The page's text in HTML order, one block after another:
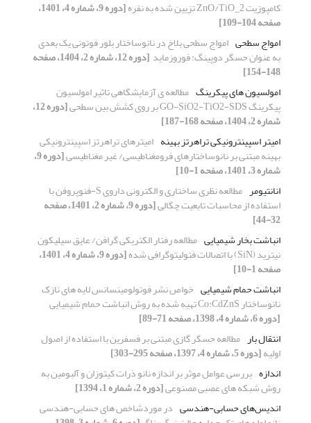
کامپوزیت ZnO/TiO_2 تزیین شده به نقره [دوره 9، شماره 4، 1401،
صفحه 104-109]
امواج سطحی امواج سطحی بلاخ در نانوساختار بلور فوتونی یک بعدی
به عنوان حسگر ‏دوپینگ: فوروزماید ‏ [دوره 12، شماره 2، 1404، صفحه
148-154]
امولسیون های پیکرینگ مطالعه ی آزمایشگاهی تاثیر امولسیون
پیکرینگ GO-SiO2-TiO2-SDS بر روی کشش بین سطحی [دوره 12،
شماره 2، 1404، صفحه 168-187]
امیتر اسپینترونیکی تراهرتز بهینه امیترهای تراهرتز اسپینترونیکی
بهینه مبتنی بر نانوساختارهای فرومغناطیسی/ غیر مغناطیسی [دوره 9،
شماره 3، 1401، صفحه 1-10]
انانتیومر
مطالعه نظری ساختاری و الکترونی داروی S-فنوپروفن با
استفاده از محاسبات تابعیت چگالی [دوره 9، شماره 2، 1401، صفحه
32-44]
انباشت بخار شیمیایی مطالعه رفتار الکتریکی گرافن/ عایق سیلیکون
نیترید (SiN) با اتصالات فتولیتوگرافی شده [دوره 9، شماره 4، 1401،
صفحه 1-10]
انباشت حمام شیمیایی خواص نشر فوتولومینسانس لایه های نازک
نانوساختار Co:CdZnS تهیه شده به روش انباشت حمام شیمیایی
[دوره 6، شماره 4، 1398، صفحه 71-89]
انتقال بار مطالعه حسگر گازی مبتنی بر فسفرین با استفاده از اصول
اولیه[دوره 5، شماره 4، 1397، صفحه 295-303]
اندازه بررسی عوامل موثر بر اندازه نانو ذرات کیتوزان و آلبومین به
روش شبکه های عصبی مصنوعی[دوره 2، شماره 1، 1394]
اندیس‌های حسابی-هندسی در موردشاخص های حسابی-هندسی